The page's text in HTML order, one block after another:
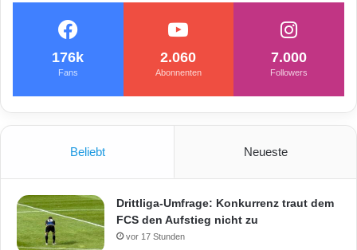
176k
Fans
2.060
Abonnenten
7.000
Followers
Beliebt Neueste
Drittliga-Umfrage: Konkurrenz traut dem
FCS den Aufstieg nicht zu
vor 17 Stunden